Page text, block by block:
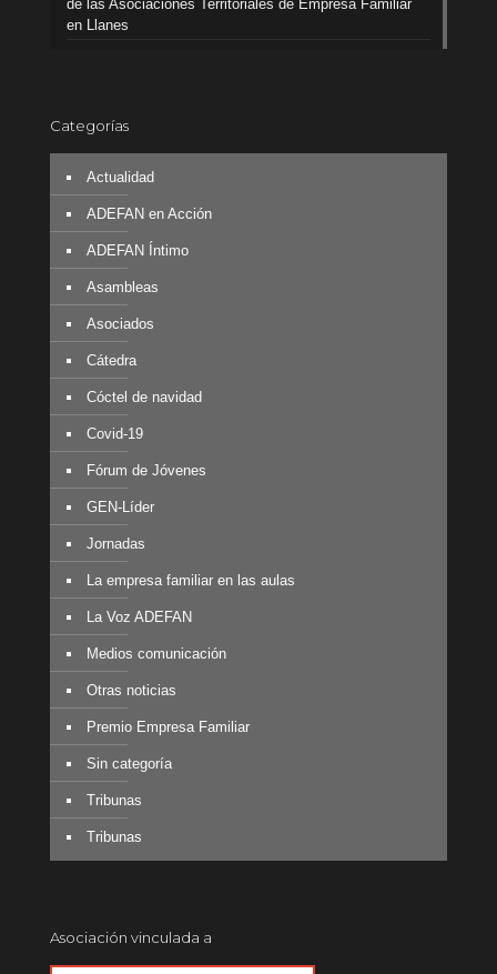
de las Asociaciones Territoriales de Empresa Familiar
en Llanes
Categorías
Actualidad
ADEFAN en Acción
ADEFAN Íntimo
Asambleas
Asociados
Cátedra
Cóctel de navidad
Covid-19
Fórum de Jóvenes
GEN-Líder
Jornadas
La empresa familiar en las aulas
La Voz ADEFAN
Medios comunicación
Otras noticias
Premio Empresa Familiar
Sin categoría
Tribunas
Tribunas
Asociación vinculada a